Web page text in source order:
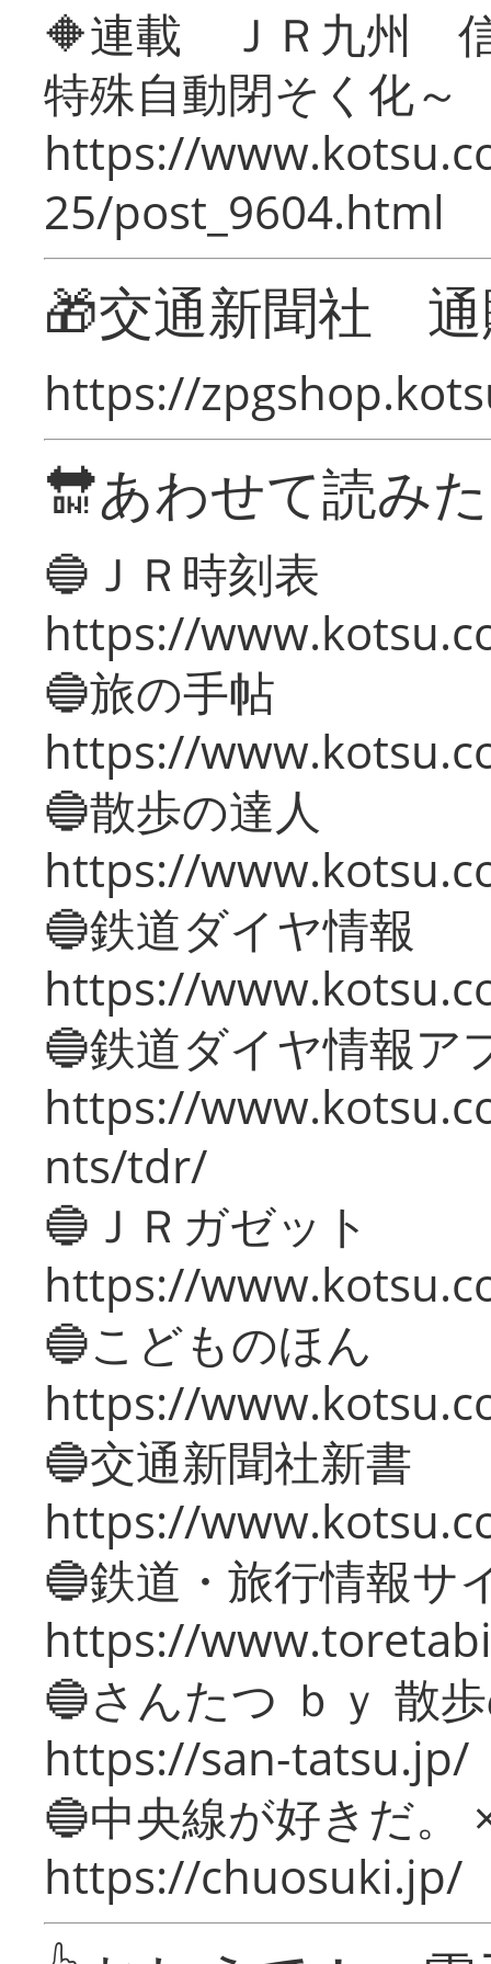
🔶連載 ＪＲ九州 信
特殊自動閉そく化～
https://
25/post_9604.html
🎁交通新聞社
https://
🔛あわせて読み
🔵ＪＲ時刻表
https://
🔵旅の手帖
https://
🔵散歩の達人
https://
🔵鉄道ダイヤ情報
https://
🔵鉄道ダイヤ情報ア
https://
nts/tdr/
🔵ＪＲガゼット
https://
🔵こどものほん
https://
🔵交通新聞社新書
https://
🔵鉄道・旅行情報サ
https://
🔵さんたつ ｂｙ 散
https://san-tatsu.jp/
🔵中央線が好きだ。
https://chuosuki.jp/